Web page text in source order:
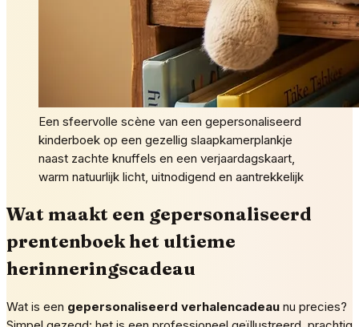
Een sfeervolle scène van een gepersonaliseerd
kinderboek op een gezellig slaapkamerplankje
naast zachte knuffels en een verjaardagskaart,
warm natuurlijk licht, uitnodigend en aantrekkelijk
Wat maakt een gepersonaliseerd
prentenboek het ultieme
herinneringscadeau
Wat is een gepersonaliseerd verhalencadeau nu precies?